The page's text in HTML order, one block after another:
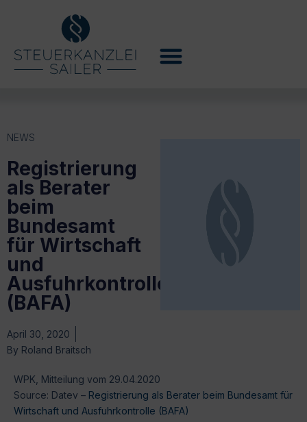
NEWS
Registrierung
als Berater
beim
Bundesamt
für Wirtschaft
und
Ausfuhrkontrolle
(BAFA)
April 30, 2020
By Roland Braitsch
WPK, Mitteilung vom 29.04.2020
Source: Datev – Registrierung als Berater beim Bundesamt für
Wirtschaft und Ausfuhrkontrolle (BAFA)